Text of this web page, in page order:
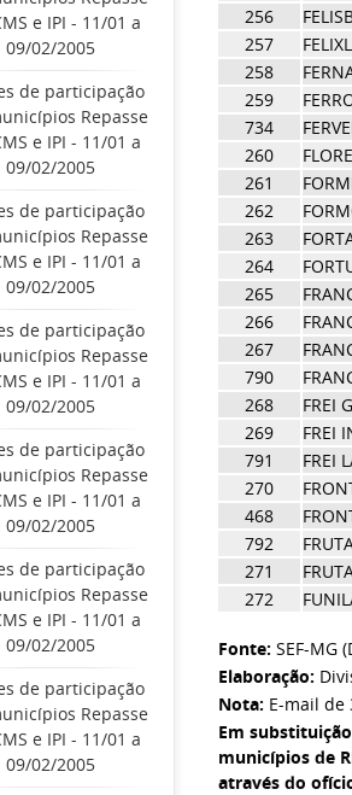
e IPI - 11/01 a
09/02/2005
de participação
Repasse
e IPI - 11/01 a
09/02/2005
de participação
Repasse
e IPI - 11/01 a
09/02/2005
de participação
Repasse
e IPI - 11/01 a
09/02/2005
de participação
Repasse
e IPI - 11/01 a
09/02/2005
de participação
Repasse
e IPI - 11/01 a
09/02/2005
de participação
Repasse
e IPI - 11/01 a
09/02/2005
256
257
258
259
734
260
261
262
263
264
265
266
267
790
268
FREI
269
FREI
791
FREI
270
468
792
271
272
Fonte: SEF-MG
Elaboração:
Nota: E-mail de
Em
municípios de
através do